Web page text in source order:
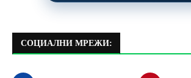
СОЦИАЛНИ МРЕЖИ: